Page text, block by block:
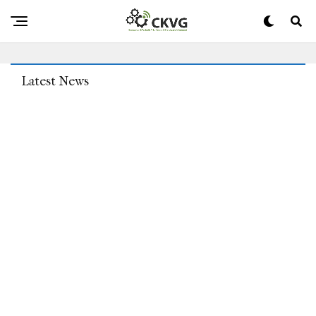
Was Ist Preis-Streaming: Hier Ist, Was Bei Amazons High
Video Im August 2022 Ungewöhnlich Ist
Latest News